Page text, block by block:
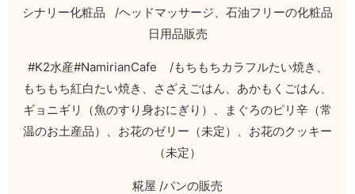
シナリー化粧品 /ヘッドマッサージ、石油フリーの化粧品
日用品販売
#K2水産#NamirianCafe /もちもちカラフルたい焼き、
もちもち紅白たい焼き、さざえごはん、あかもくごはん、
ギョニギリ（魚のすり身おにぎり）、まぐろのピリ辛（常
温のお土産品）、お花のゼリー（未定）、お花のクッキー
（未定）
糀屋 /パンの販売